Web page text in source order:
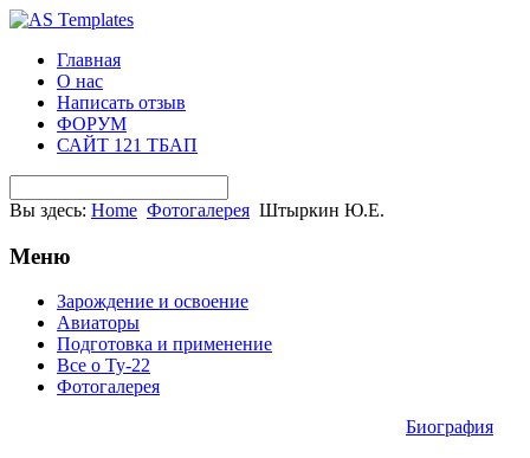
Главная
О нас
Написать отзыв
ФОРУМ
САЙТ 121 ТБАП
Вы здесь: Home Фотогалерея Штыркин Ю.Е.
Меню
Зарождение и освоение
Авиаторы
Подготовка и применение
Все о Ту-22
Фотогалерея
Биография